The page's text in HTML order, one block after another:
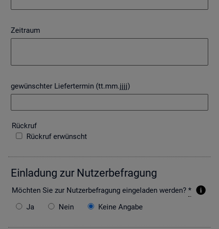
Zeitraum
gewünschter Liefertermin (tt.mm.jjjj)
Rück­ruf
Rückruf erwünscht
Ein­la­dung zur Nut­zer­be­fra­gung
Möch­ten Sie zur Nut­zer­be­fra­gung ein­ge­la­den wer­den? *
Ja
Nein Keine Angabe